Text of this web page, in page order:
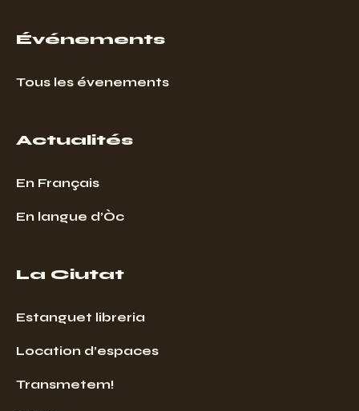
Événements
Tous les évenements
Actualités
En Français
En langue d’Òc
La Ciutat
Estanguet libreria
Location d’espaces
Transmetem!